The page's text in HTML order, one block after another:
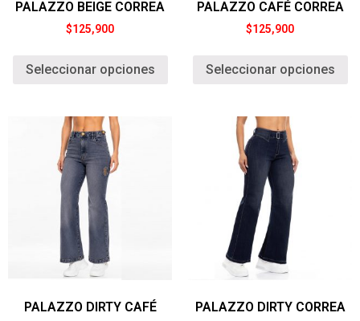
PALAZZO BEIGE CORREA
$125,900
Seleccionar opciones
PALAZZO CAFÉ CORREA
$125,900
Seleccionar opciones
PALAZZO DIRTY CAFÉ PALAZZO DIRTY CORREA